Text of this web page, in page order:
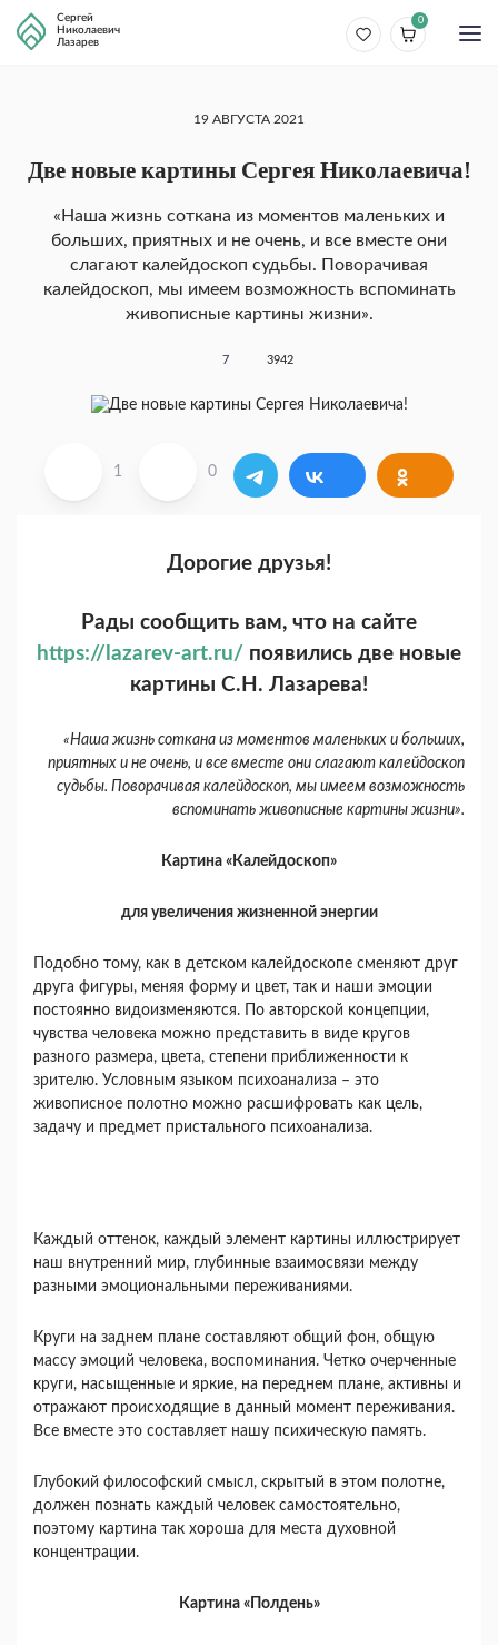
Сергей
Николаевич
Лазарев
0
19 АВГУСТА 2021
Две новые картины Сергея Николаевича!
«Наша жизнь соткана из моментов маленьких и
больших, приятных и не очень, и все вместе они
слагают калейдоскоп судьбы. Поворачивая
калейдоскоп, мы имеем возможность вспоминать
живописные картины жизни».
7 3942
1 0
Дорогие друзья!
Рады сообщить вам, что на сайте
https://lazarev-art.ru/ появились две новые
картины С.Н. Лазарева!
«Наша жизнь соткана из моментов маленьких и больших,
приятных и не очень, и все вместе они слагают калейдоскоп
судьбы. Поворачивая калейдоскоп, мы имеем возможность
вспоминать живописные картины жизни».
Картина «Калейдоскоп»
для увеличения жизненной энергии
Подобно тому, как в детском калейдоскопе сменяют друг
друга фигуры, меняя форму и цвет, так и наши эмоции
постоянно видоизменяются. По авторской концепции,
чувства человека можно представить в виде кругов
разного размера, цвета, степени приближенности к
зрителю. Условным языком психоанализа – это
живописное полотно можно расшифровать как цель,
задачу и предмет пристального психоанализа.
Каждый оттенок, каждый элемент картины иллюстрирует
наш внутренний мир, глубинные взаимосвязи между
разными эмоциональными переживаниями.
Круги на заднем плане составляют общий фон, общую
массу эмоций человека, воспоминания. Четко очерченные
круги, насыщенные и яркие, на переднем плане, активны и
отражают происходящие в данный момент переживания.
Все вместе это составляет нашу психическую память.
Глубокий философский смысл, скрытый в этом полотне,
должен познать каждый человек самостоятельно,
поэтому картина так хороша для места духовной
концентрации.
Картина «Полдень»